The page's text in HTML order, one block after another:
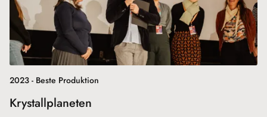
2023 - Beste Produktion
Krystallplaneten